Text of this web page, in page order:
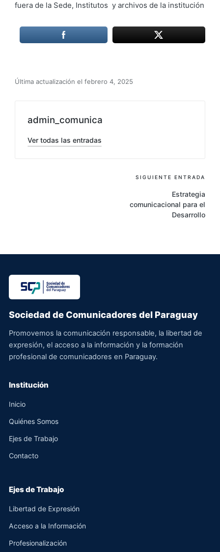
fuera de la Sede, Institutos y archivos de la institución
Última actualización el febrero 4, 2025
admin_comunica
Ver todas las entradas
SIGUIENTE ENTRADA
Estrategia
comunicacional para el
Desarrollo
Sociedad de Comunicadores del Paraguay
Promovemos la comunicación responsable, la libertad de
expresión, el acceso a la información y la formación
profesional de comunicadores en Paraguay.
Institución
Inicio
Quiénes Somos
Ejes de Trabajo
Contacto
Ejes de Trabajo
Libertad de Expresión
Acceso a la Información
Profesionalización